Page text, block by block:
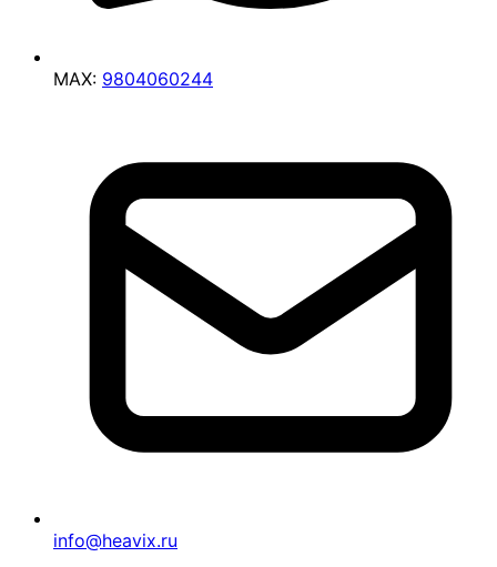
MAX: 9804060244
info@heavix.ru